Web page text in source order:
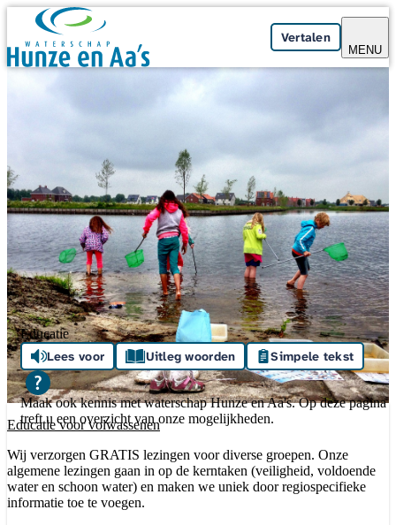
Skip navigation
Vertalen
MENU
Educatie
Lees voor Uitleg woorden Simpele tekst
Maak ook kennis met waterschap Hunze en Aa's. Op deze pagina
treft u een overzicht van onze mogelijkheden.
Educatie voor volwassenen
Wij verzorgen GRATIS lezingen voor diverse groepen. Onze
algemene lezingen gaan in op de kerntaken (veiligheid, voldoende
water en schoon water) en maken we uniek door regiospecifieke
informatie toe te voegen.